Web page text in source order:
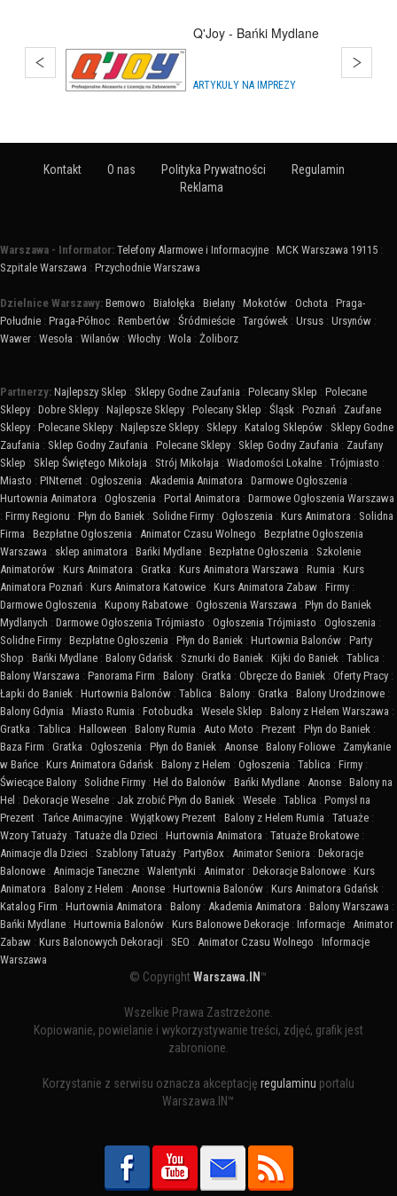
Estate Polska
BIURA NIERUCHOMOŚCI
Kontakt O nas Polityka Prywatności
Regulamin
Reklama
Warszawa - Informator: Telefony Alarmowe i Informacyjne : MCK Warszawa 19115 :
Szpitale Warszawa : Przychodnie Warszawa
Dzielnice Warszawy: Bemowo : Białołęka : Bielany : Mokotów : Ochota : Praga-
Południe : Praga-Północ : Rembertów : Śródmieście : Targówek : Ursus : Ursynów :
Wawer : Wesoła : Wilanów : Włochy : Wola : Żoliborz
Partnerzy: Najlepszy Sklep : Sklepy Godne Zaufania : Polecany Sklep : Polecane
Sklepy : Dobre Sklepy : Najlepsze Sklepy : Polecany Sklep : Śląsk : Poznań : Zaufane
Sklepy : Polecane Sklepy : Najlepsze Sklepy : Sklepy : Katalog Sklepów : Sklepy Godne
Zaufania : Sklep Godny Zaufania : Polecane Sklepy : Sklep Godny Zaufania : Zaufany
Sklep : Sklep Świętego Mikołaja : Strój Mikołaja : Wiadomości Lokalne : Trójmiasto :
Miasto : PINternet : Ogłoszenia : Akademia Animatora : Darmowe Ogłoszenia :
Hurtownia Animatora : Ogłoszenia : Portal Animatora : Darmowe Ogłoszenia Warszawa
: Firmy Regionu : Płyn do Baniek : Solidne Firmy : Ogłoszenia : Kurs Animatora : Solidna
Firma : Bezpłatne Ogłoszenia : Animator Czasu Wolnego : Bezpłatne Ogłoszenia
Warszawa : sklep animatora : Bańki Mydlane : Bezpłatne Ogłoszenia : Szkolenie
Animatorów : Kurs Animatora : Gratka : Kurs Animatora Warszawa : Rumia : Kurs
Animatora Poznań : Kurs Animatora Katowice : Kurs Animatora Zabaw : Firmy :
Darmowe Ogłoszenia : Kupony Rabatowe : Ogłoszenia Warszawa : Płyn do Baniek
Mydlanych : Darmowe Ogłoszenia Trójmiasto : Ogłoszenia Trójmiasto : Ogłoszenia :
Solidne Firmy : Bezpłatne Ogłoszenia : Płyn do Baniek : Hurtownia Balonów : Party
Shop : Bańki Mydlane : Balony Gdańsk : Sznurki do Baniek : Kijki do Baniek : Tablica :
Balony Warszawa : Panorama Firm : Balony : Gratka : Obręcze do Baniek : Oferty Pracy :
Łapki do Baniek : Hurtownia Balonów : Tablica : Balony : Gratka : Balony Urodzinowe :
Balony Gdynia : Miasto Rumia : Fotobudka : Wesele Sklep : Balony z Helem Warszawa :
Gratka : Tablica : Halloween : Balony Rumia : Auto Moto : Prezent : Płyn do Baniek :
Baza Firm : Gratka : Ogłoszenia : Płyn do Baniek : Anonse : Balony Foliowe : Zamykanie
w Bańce : Kurs Animatora Gdańsk : Balony z Helem : Ogłoszenia : Tablica : Firmy :
Świecące Balony : Solidne Firmy : Hel do Balonów : Bańki Mydlane : Anonse : Balony na
Hel : Dekoracje Weselne : Jak zrobić Płyn do Baniek : Wesele : Tablica : Pomysł na
Prezent : Tańce Animacyjne : Wyjątkowy Prezent : Balony z Helem Rumia : Tatuaże :
Wzory Tatuaży : Tatuaże dla Dzieci : Hurtownia Animatora : Tatuaże Brokatowe :
Animacje dla Dzieci : Szablony Tatuaży : PartyBox : Animator Seniora : Dekoracje
Balonowe : Animacje Taneczne : Walentynki : Animator : Dekoracje Balonowe : Kurs
Animatora : Balony z Helem : Anonse : Hurtownia Balonów : Kurs Animatora Gdańsk :
Katalog Firm : Hurtownia Animatora : Balony : Akademia Animatora : Balony Warszawa :
Bańki Mydlane : Hurtownia Balonów : Kurs Balonowe Dekoracje : Informacje : Animator
Zabaw : Kurs Balonowych Dekoracji : SEO : Animator Czasu Wolnego : Informacje
Warszawa
© CopyrightWarszawa.IN ™
Wszelkie Prawa Zastrzeżone.
Kopiowanie, powielanie i wykorzystywanie treści, zdjęć, grafik jest
zabronione.
Korzystanie z serwisu oznacza akceptację regulaminu portalu
Warszawa.IN™